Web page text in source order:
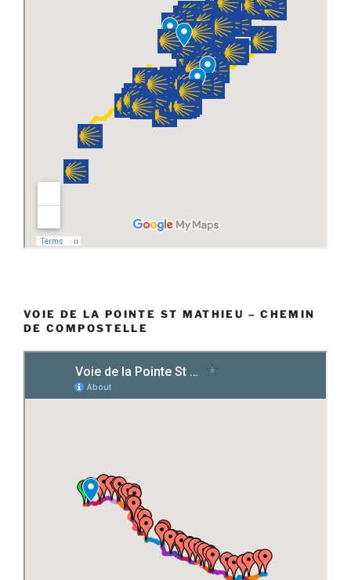
VOIE DE LA POINTE ST MATHIEU – CHEMIN
DE COMPOSTELLE